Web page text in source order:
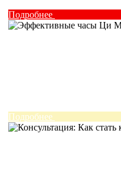
Подробнее
Подробнее